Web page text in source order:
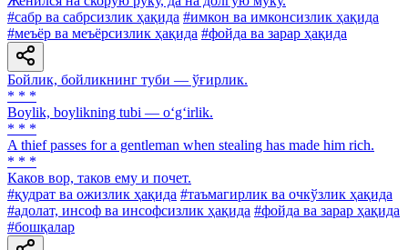
#сабр ва сабрсизлик ҳақида #имкон ва имконсизлик ҳақида
#меъёр ва меъёрсизлик ҳақида #фойда ва зарар ҳақида
Бойлик, бойликнинг туби — ўғирлик.
* * *
Boylik, boylikning tubi — o‘g‘irlik.
* * *
A thief passes for a gentleman when stealing has made him rich.
* * *
Каков вор, таков ему и почет.
#қудрат ва ожизлик ҳақида #таъмагирлик ва очкўзлик ҳақида
#адолат, инсоф ва инсофсизлик ҳақида #фойда ва зарар ҳақида
#бошқалар